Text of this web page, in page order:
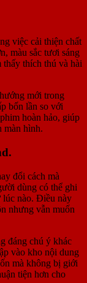
việc cải thiện chất
màu sắc tươi sáng
thấy thích thú và hài
mới trong
bốn lần so với
hoàn hảo, giúp
màn hình.
đổi cách mà
dùng có thể ghi
lúc nào. Điều này
nhưng vẫn muốn
đáng chú ý khác
vào kho nội dung
mà không bị giới
tiện hơn cho